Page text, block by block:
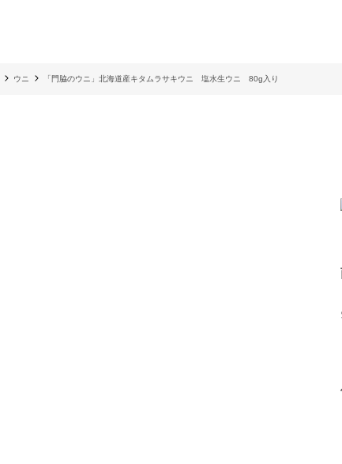
ウニ 「門脇のウニ」北海道産キタムラサキウニ 塩水生ウニ 80g入り